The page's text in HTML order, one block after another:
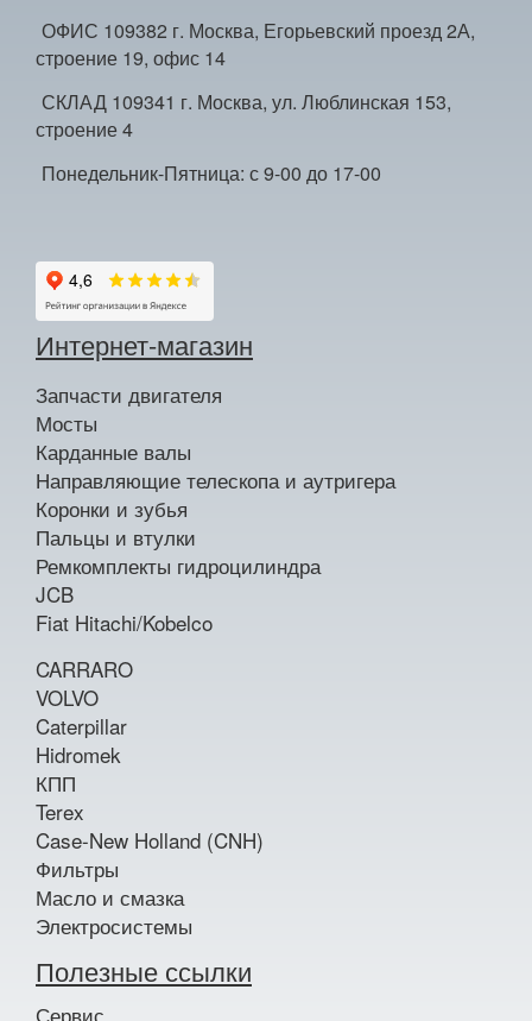
ОФИС 109382 г. Москва, Егорьевский проезд 2А,
строение 19, офис 14
СКЛАД 109341 г. Москва, ул. Люблинская 153,
строение 4
Понедельник-Пятница: с 9-00 до 17-00
Интернет-магазин
Запчасти двигателя
Мосты
Карданные валы
Направляющие телескопа и аутригера
Коронки и зубья
Пальцы и втулки
Ремкомплекты гидроцилиндра
JCB
Fiat Hitachi/Kobelco
CARRARO
VOLVO
Caterpillar
Hidromek
КПП
Terex
Case-New Holland (CNH)
Фильтры
Масло и смазка
Электросистемы
Полезные ссылки
Сервис